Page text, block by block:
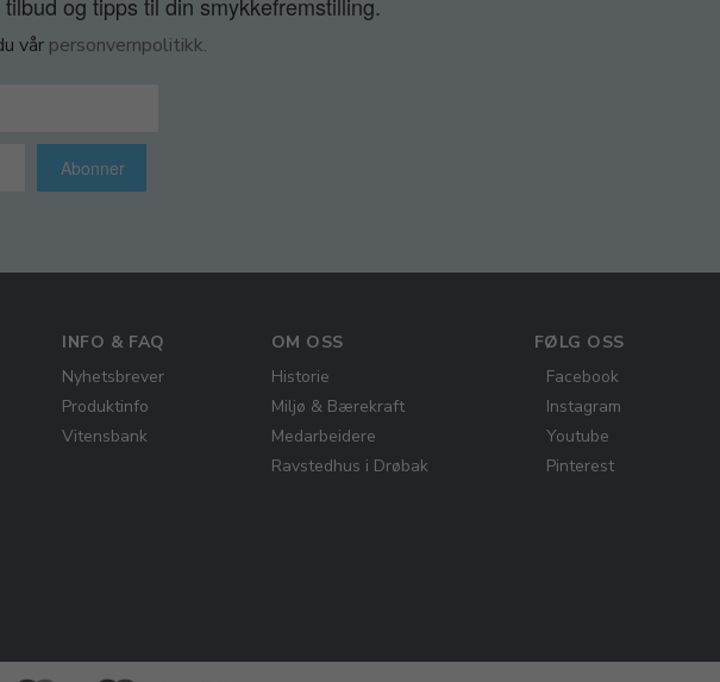
vår personvernpolitikk.
Abonner
INFO & FAQ
Nyhetsbrever
Produktinfo
Vitensbank
OM OSS
Historie
Miljø & Bærekraft
Medarbeidere
Ravstedhus i Drøbak
FØLG OSS
Facebook
Instagram
Youtube
Pinterest